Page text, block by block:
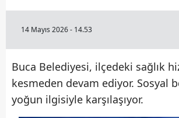
14 Mayıs 2026 - 14.53
Buca Belediyesi, ilçedeki sağlık
kesmeden devam ediyor. Sosyal
yoğun ilgisiyle karşılaşıyor.